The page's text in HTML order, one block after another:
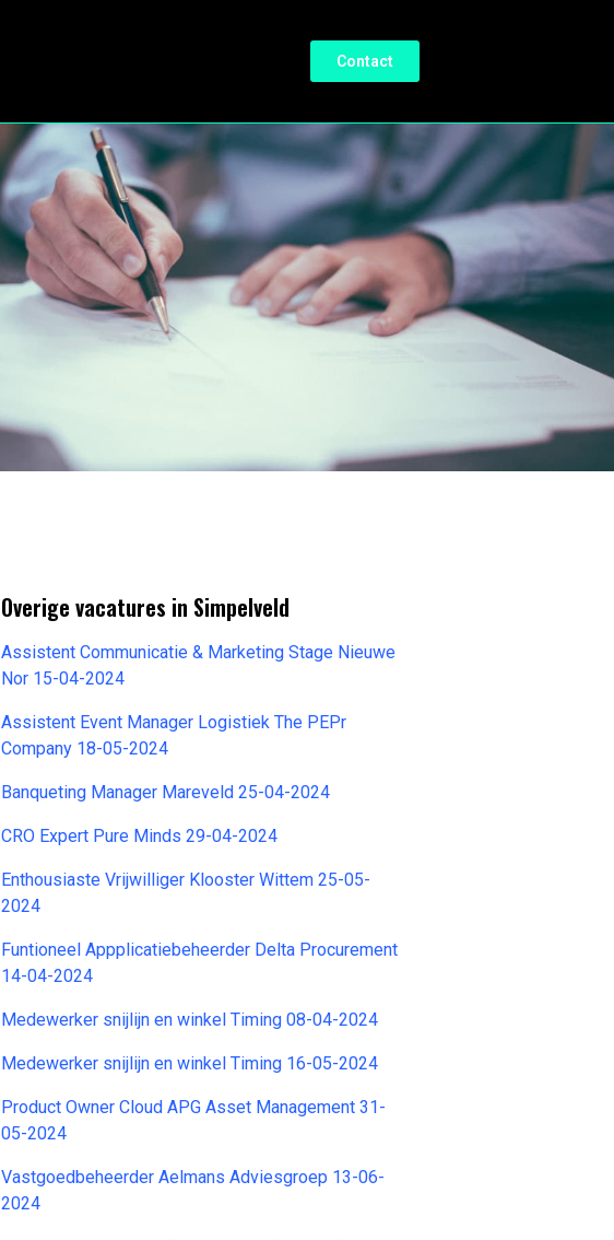
Contact
Overige vacatures in Simpelveld
Assistent Communicatie & Marketing Stage Nieuwe
Nor 15-04-2024
Assistent Event Manager Logistiek The PEPr
Company 18-05-2024
Banqueting Manager Mareveld 25-04-2024
CRO Expert Pure Minds 29-04-2024
Enthousiaste Vrijwilliger Klooster Wittem 25-05-
2024
Funtioneel Appplicatiebeheerder Delta Procurement
14-04-2024
Medewerker snijlijn en winkel Timing 08-04-2024
Medewerker snijlijn en winkel Timing 16-05-2024
Product Owner Cloud APG Asset Management 31-
05-2024
Vastgoedbeheerder Aelmans Adviesgroep 13-06-
2024